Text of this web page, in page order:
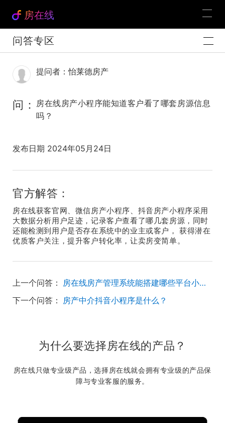
房在线
问答专区
提问者：怡莱德房产
问：
房在线房产小程序能知道客户看了哪套房源信息
吗？
发布日期 2024年05月24日
官方解答：
房在线获客官网、微信房产小程序、抖音房产小程序采用
大数据分析用户足迹，记录客户查看了哪几套房源，同时
还能检测到用户是否存在系统中的业主或客户， 获得潜在
优质客户关注，提升客户转化率，让卖房变简单。
上一个问答：
房在线房产管理系统能搭建哪些平台小程序？
下一个问答： 房产中介抖音小程序是什么？
为什么要选择房在线的产品？
房在线只做专业级产品，选择房在线就会拥有专业级的产品保
障与专业客服的服务。